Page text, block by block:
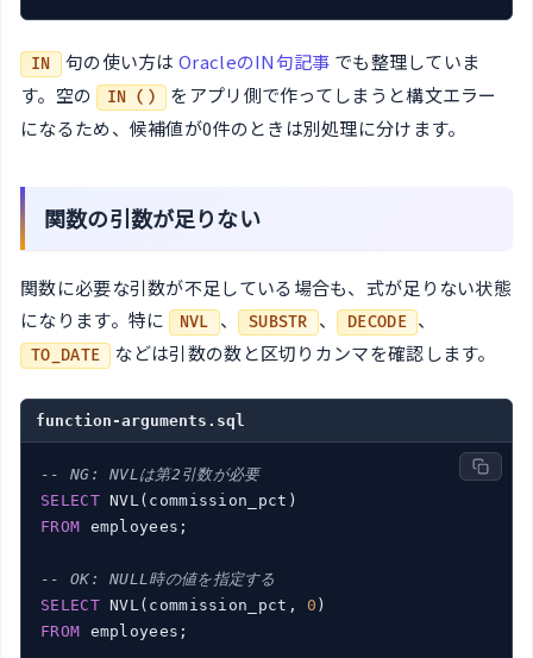
IN 句の使い方はOracleのIN句記事 でも整理していま
す。空の
IN ()
をアプリ側で作ってしまうと構文エラー
になるため、候補値が0件のときは別処理に分けます。
関数の引数が足りない
関数に必要な引数が不足している場合も、式が足りない状態
になります。特に
NVL 、 SUBSTR 、 DECODE 、
TO_DATE などは引数の数と区切りカンマを確認します。
function-arguments.sql
-- NG: NVLは第2引数が必要
SELECT
FROM employees;
-- OK: NULL時の値を指定する
SELECT NVL(commission_pct, 0
FROM employees;